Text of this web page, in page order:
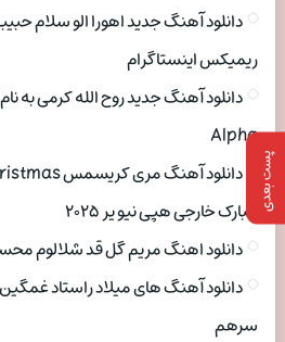
پست بعدی
دانلود آهنگ جدید اهورا الو سلام
ریمیکس اینستاگرام
Alpha
مبارک خارجی هپی نیو یر ۲۰۲۵
دانلود اهنگ مریم گل قد شلالوم
دانلود آهنگ های میلاد راستاد
سرهم